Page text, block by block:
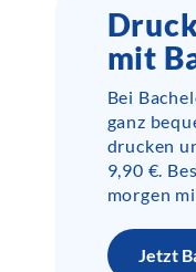
mit
Bei
ganz
drucken
9,90 €.
morgen
Jetzt